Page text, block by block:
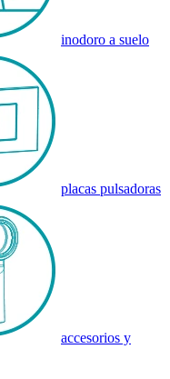
inodoro a suelo
placas pulsadoras
accesorios y